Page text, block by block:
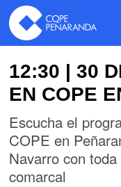
12:30 | 30
EN COPE
Escucha el
COPE en
Navarro con
comarcal